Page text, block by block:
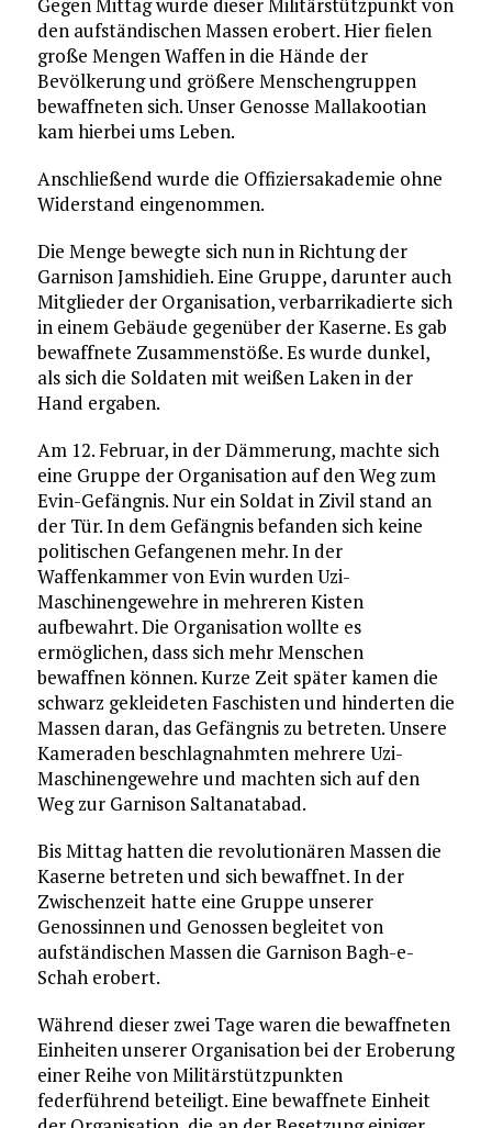
den aufständischen Massen erobert. Hier fielen
große Mengen Waffen in die Hände der
Bevölkerung und größere Menschengruppen
bewaffneten sich. Unser Genosse Mallakootian
kam hierbei ums Leben.
Anschließend wurde die Offiziersakademie ohne
Widerstand eingenommen.
Die Menge bewegte sich nun in Richtung der
Garnison Jamshidieh. Eine Gruppe, darunter auch
Mitglieder der Organisation, verbarrikadierte sich
in einem Gebäude gegenüber der Kaserne. Es gab
bewaffnete Zusammenstöße. Es wurde dunkel,
als sich die Soldaten mit weißen Laken in der
Hand ergaben.
Am 12. Februar, in der Dämmerung, machte sich
eine Gruppe der Organisation auf den Weg zum
Evin-Gefängnis. Nur ein Soldat in Zivil stand an
der Tür. In dem Gefängnis befanden sich keine
politischen Gefangenen mehr. In der
Waffenkammer von Evin wurden Uzi-
Maschinengewehre in mehreren Kisten
aufbewahrt. Die Organisation wollte es
ermöglichen, dass sich mehr Menschen
bewaffnen können. Kurze Zeit später kamen die
schwarz gekleideten Faschisten und hinderten die
Massen daran, das Gefängnis zu betreten. Unsere
Kameraden beschlagnahmten mehrere Uzi-
Maschinengewehre und machten sich auf den
Weg zur Garnison Saltanatabad.
Bis Mittag hatten die revolutionären Massen die
Kaserne betreten und sich bewaffnet. In der
Zwischenzeit hatte eine Gruppe unserer
Genossinnen und Genossen begleitet von
aufständischen Massen die Garnison Bagh-e-
Schah erobert.
Während dieser zwei Tage waren die bewaffneten
Einheiten unserer Organisation bei der Eroberung
einer Reihe von Militärstützpunkten
federführend beteiligt. Eine bewaffnete Einheit